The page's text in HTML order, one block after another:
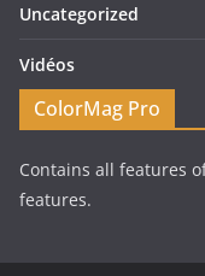
Uncategorized
Vidéos
ColorMag Pro
Contains all features
features.